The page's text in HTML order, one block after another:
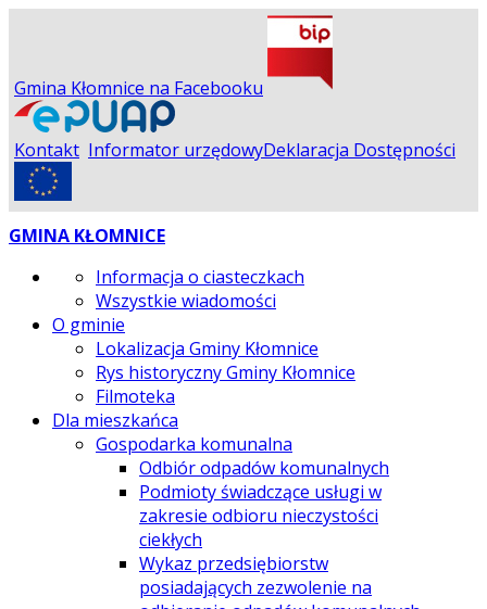
Gmina Kłomnice na Facebooku
Kontakt Informator urzędowyDeklaracja Dostępności
GMINA KŁOMNICE
Informacja o ciasteczkach
Wszystkie wiadomości
O gminie
Lokalizacja Gminy Kłomnice
Rys historyczny Gminy Kłomnice
Filmoteka
Dla mieszkańca
Gospodarka komunalna
Odbiór odpadów komunalnych
Podmioty świadczące usługi w
zakresie odbioru nieczystości
ciekłych
Wykaz przedsiębiorstw
posiadających zezwolenie na